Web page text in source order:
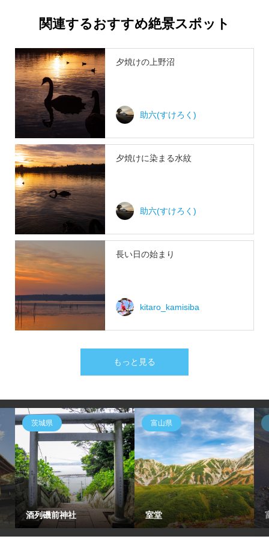
関連するおすすめ絶景スポット
夕焼けの上野沼
助六(すけろく)
夕焼けに染まる水紋
助六(すけろく)
長い日の始まり
kitaro_kamisiba
もっと見る
茨城県
酒列磯前神社
富山県
室堂